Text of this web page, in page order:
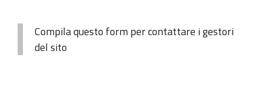
Compila questo form per contattare i gestori
del sito